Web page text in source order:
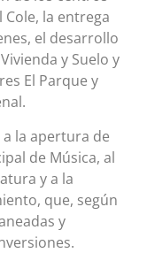
la entrega
el desarrollo
y Suelo y
El Parque y
la apertura de
de Música, al
y a la
que, según
y